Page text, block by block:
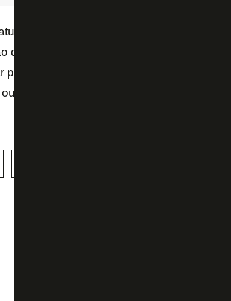
de estrela, conhece a grandeza do
da Libertadores. No entanto, é fato que
para desempenhar o bom futebol que o